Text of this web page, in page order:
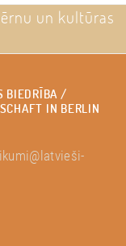
un kultūras
BIEDRĪBA /
IN BERLIN